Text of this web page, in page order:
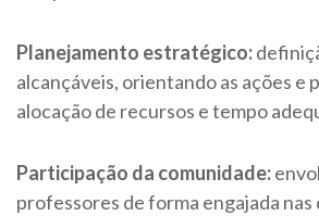
Planejamento estratégico:
alcançáveis, orientando as ações e
alocação de recursos e tempo
Participação da comunidade:
professores de forma engajada nas